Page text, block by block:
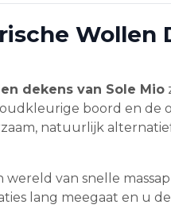
dekens van Sole Mio
boord en de
natuurlijk
wereld van snelle
lang meegaat en u